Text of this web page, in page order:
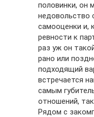
половинки, он
недовольство
самооценки и,
ревности к
раз уж он
рано или
подходящий
встречается
самым
отношений,
Рядом с